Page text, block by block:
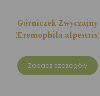
Górniczek Zwyczajny
(Eremophila alpestris)
Zobacz szczegóły